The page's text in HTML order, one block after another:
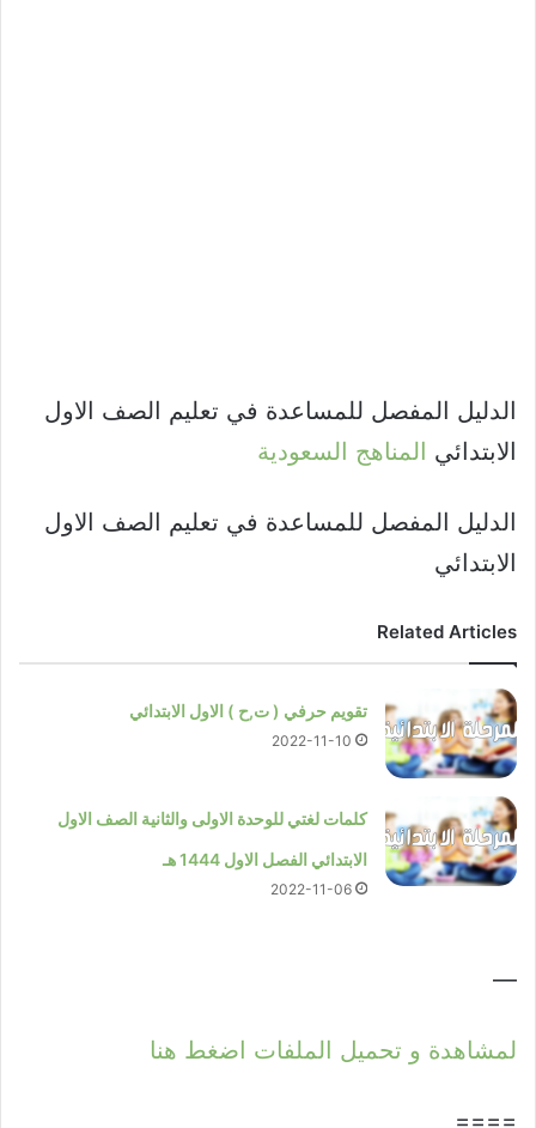
الدليل المفصل للمساعدة في تعليم الصف الاول
الابتدائي المناهج السعودية
الدليل المفصل للمساعدة في تعليم الصف الاول
الابتدائي
Related Articles
تقويم حرفي ( ت,ح ) الاول الابتدائي
2022-11-10
كلمات لغتي للوحدة الاولى والثانية الصف الاول
الابتدائي الفصل الاول 1444 هـ
2022-11-06
—
لمشاهدة و تحميل الملفات اضغط هنا
====